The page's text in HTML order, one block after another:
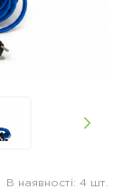
В наявності: 4 шт.